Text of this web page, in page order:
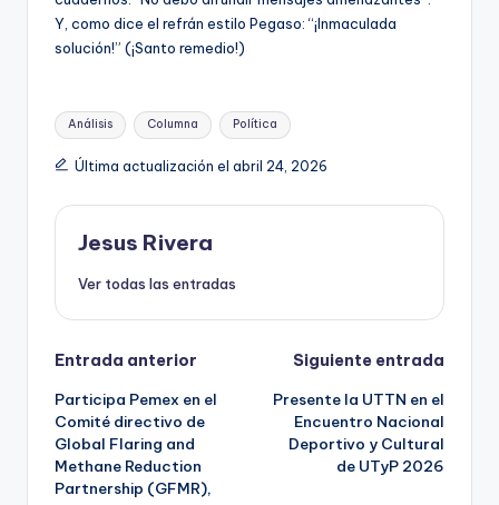
Y, como dice el refrán estilo Pegaso: “¡Inmaculada
solución!” (¡Santo remedio!)
Etiquetas:
Análisis Columna Política
Última actualización el abril 24, 2026
Jesus Rivera
Ver todas las entradas
Navegación
de
entradas
Entrada anterior
Participa Pemex en el
Comité directivo de
Global Flaring and
Methane Reduction
Partnership (GFMR),
Siguiente entrada
Presente la UTTN en el
Encuentro Nacional
Deportivo y Cultural
de UTyP 2026